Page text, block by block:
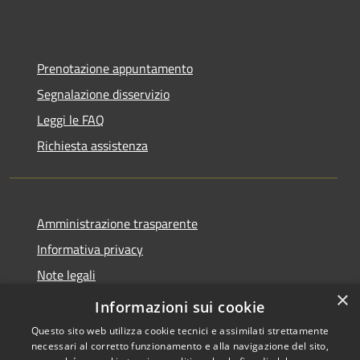
Prenotazione appuntamento
Segnalazione disservizio
Leggi le FAQ
Richiesta assistenza
Amministrazione trasparente
Informativa privacy
Note legali
Dichiarazione di accessibilità
×
Informazioni sui cookie
Questo sito web utilizza cookie tecnici e assimilati strettamente
necessari al corretto funzionamento e alla navigazione del sito,